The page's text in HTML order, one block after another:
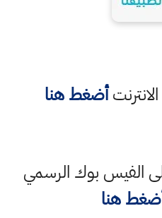
أضغط هنا
الفيس بوك الرسمي
هنا